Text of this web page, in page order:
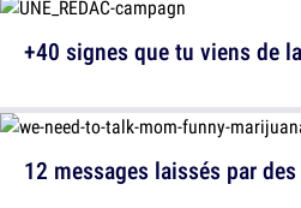
12 messages laissés par
+40 signes que tu viens de